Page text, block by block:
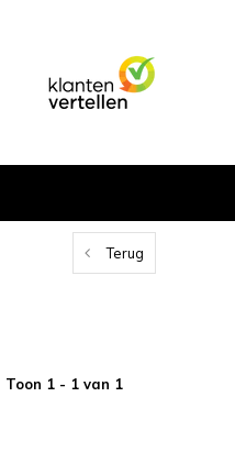
Terug
Toon 1 - 1 van 1